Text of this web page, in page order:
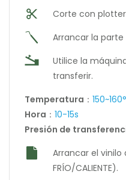
Corte con
Arrancar la
Utilice la
transferir.
Temperatura ：
Hora ： 10-15s
Presión de
Arrancar el vinilo
FRÍO/CALIENTE).